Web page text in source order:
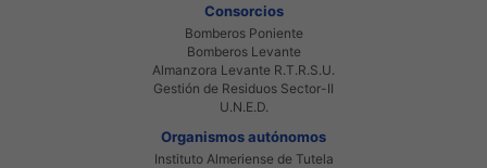
Consorcios
Bomberos Poniente
Bomberos Levante
Almanzora Levante R.T.R.S.U.
Gestión de Residuos Sector-II
U.N.E.D.
Organismos autónomos
Instituto Almeriense de Tutela